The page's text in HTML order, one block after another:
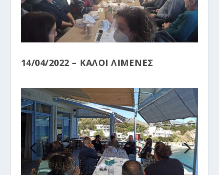
14/04/2022 – ΚΑΛΟΙ ΛΙΜΕΝΕΣ